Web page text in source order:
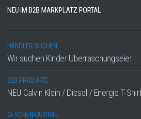
NEU IM B2B MARKPLATZ PORTAL
HÄNDLER SUCHEN
Wir suchen Kinder Überraschungseier
B2B PRODUKTE
NEU Calvin Klein / Diesel / Energie T-Shirt
GESCHENKARTIKEL